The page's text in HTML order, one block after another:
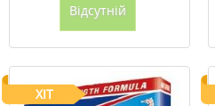
Відсутній
ХІТ